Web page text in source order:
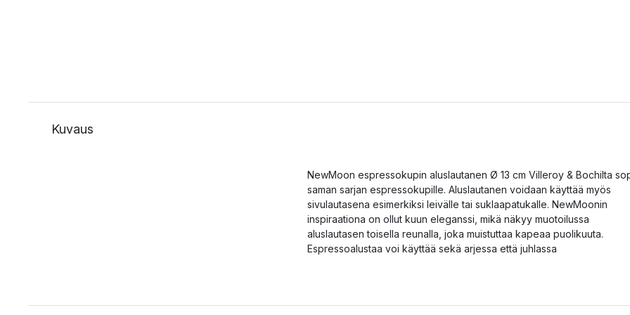
Kuvaus
NewMoon espressokupin aluslautanen Ø 13 cm Villeroy & Bochilta
saman sarjan espressokupille. Aluslautanen voidaan käyttää myös
sivulautasena esimerkiksi leivälle tai suklaapatukalle. NewMoonin
inspiraationa on ollut kuun eleganssi, mikä näkyy muotoilussa
aluslautasen toisella reunalla, joka muistuttaa kapeaa puolikuuta.
Espressoalustaa voi käyttää sekä arjessa että juhlassa